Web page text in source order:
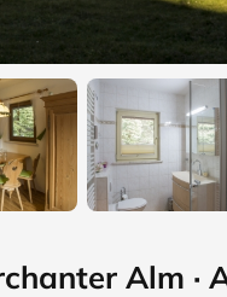
Alm ·